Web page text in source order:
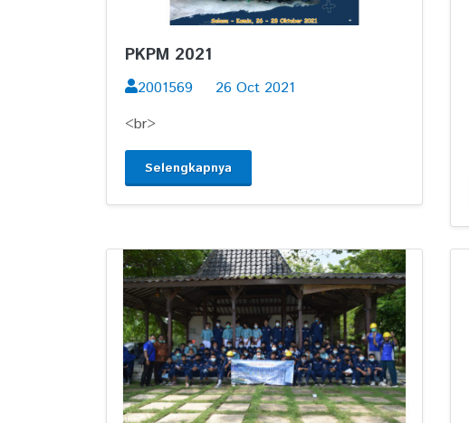
PKPM 2021
2001569
26 Oct 2021
<br>
Selengkapnya